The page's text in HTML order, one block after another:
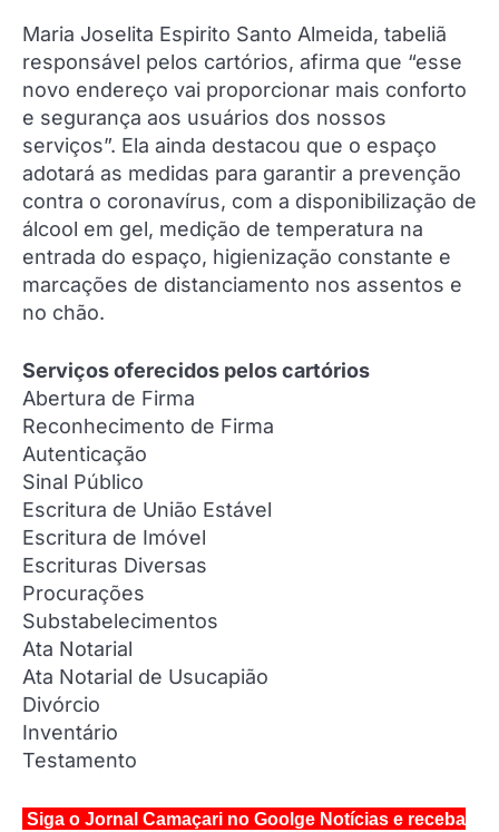
Maria Joselita Espirito Santo Almeida, tabeliã
responsável pelos cartórios, afirma que “esse
novo endereço vai proporcionar mais conforto
e segurança aos usuários dos nossos
serviços”. Ela ainda destacou que o espaço
adotará as medidas para garantir a prevenção
contra o coronavírus, com a disponibilização de
álcool em gel, medição de temperatura na
entrada do espaço, higienização constante e
marcações de distanciamento nos assentos e
no chão.
Serviços oferecidos pelos cartórios
Abertura de Firma
Reconhecimento de Firma
Autenticação
Sinal Público
Escritura de União Estável
Escritura de Imóvel
Escrituras Diversas
Procurações
Substabelecimentos
Ata Notarial
Ata Notarial de Usucapião
Divórcio
Inventário
Testamento
Siga o Jornal Camaçari no Goolge Notícias e receba